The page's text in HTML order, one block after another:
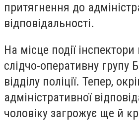
притягнення до
відповідальності.
На місце події
слідчо-оперативну групу
відділу поліції. Тепер,
адміністративної
чоловіку загрожує ще й